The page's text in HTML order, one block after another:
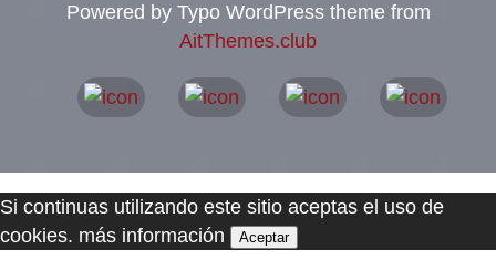
Powered by Typo WordPress theme from
AitThemes.club
Si continuas utilizando este sitio aceptas el uso de
cookies. más información Aceptar